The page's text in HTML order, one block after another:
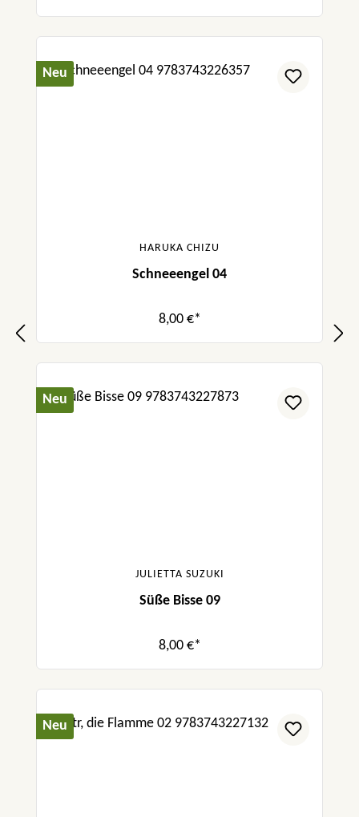
Neu
HARUKA CHIZU
Schneeengel 04
8,00 €*
Neu
JULIETTA SUZUKI
Süße Bisse 09
8,00 €*
Neu